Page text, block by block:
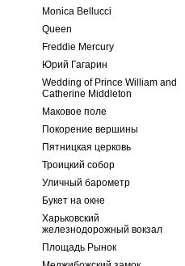
Monica Bellucci
Queen
Freddie Mercury
Юрий Гагарин
Wedding of Prince William and
Catherine Middleton
Маковое поле
Покорение вершины
Пятницкая церковь
Троицкий собор
Уличный барометр
Букет на окне
Харьковский
железнодорожный вокзал
Площадь Рынок